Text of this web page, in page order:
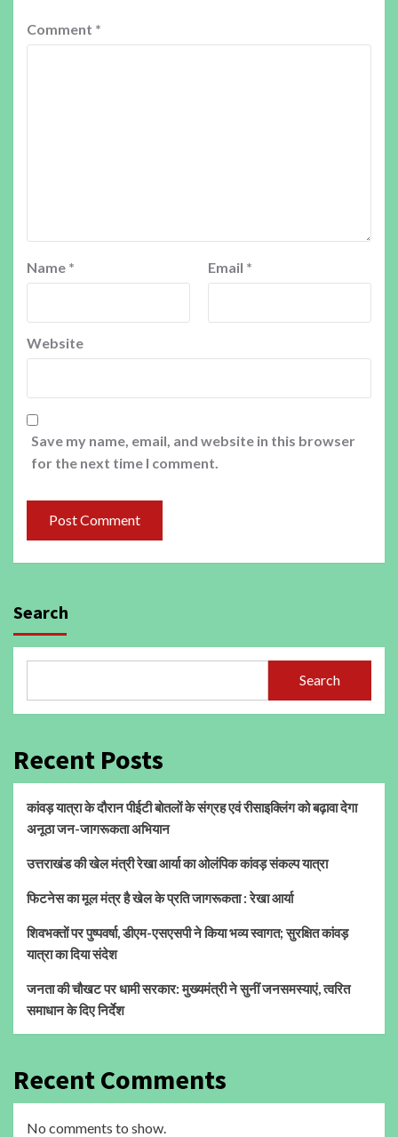
Comment *
Name * Email *
Website
Save my name, email, and website in this browser
for the next time I comment.
Search
Search
Recent Posts
कांवड़ यात्रा के दौरान पीईटी बोतलों के संग्रह एवं रीसाइक्लिंग को बढ़ावा देगा
अनूठा जन-जागरूकता अभियान
उत्तराखंड की खेल मंत्री रेखा आर्या का ओलंपिक कांवड़ संकल्प यात्रा
फिटनेस का मूल मंत्र है खेल के प्रति जागरूकता : रेखा आर्या
शिवभक्तों पर पुष्पवर्षा, डीएम-एसएसपी ने किया भव्य स्वागत; सुरक्षित कांवड़
यात्रा का दिया संदेश
जनता की चौखट पर धामी सरकार: मुख्यमंत्री ने सुनीं जनसमस्याएं, त्वरित
समाधान के दिए निर्देश
Recent Comments
No comments to show.